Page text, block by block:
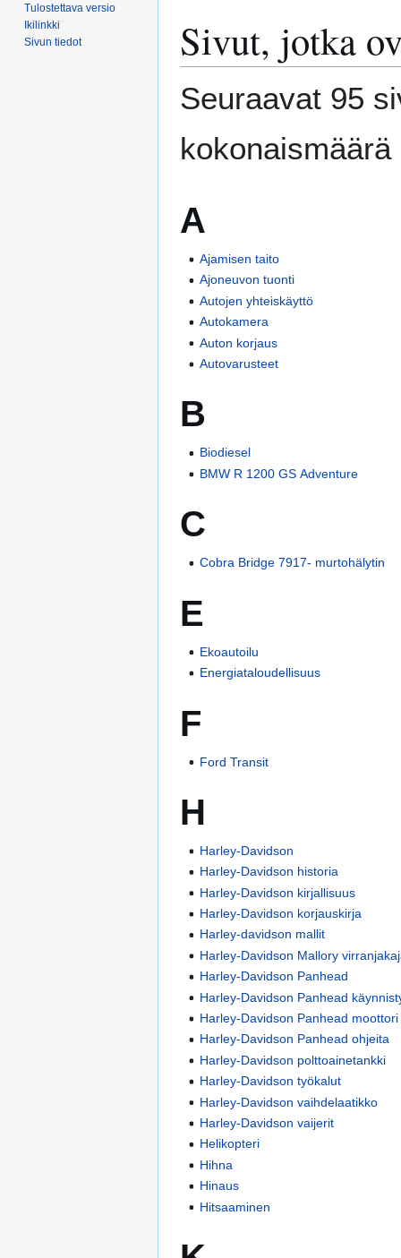
Sivut, jotka
Seuraavat 95
A
Ajamisen taito
Ajoneuvon tuonti
Autojen yhteiskäyttö
Autokamera
Auton korjaus
Autovarusteet
B
Biodiesel
BMW R 1200 GS Adventure
C
Cobra Bridge 7917- murtohälytin
E
Ekoautoilu
Energiataloudellisuus
F
Ford Transit
H
Harley-Davidson
Harley-Davidson historia
Harley-Davidson kirjallisuus
Harley-Davidson korjauskirja
Harley-davidson mallit
Harley-Davidson Mallory
Harley-Davidson Panhead
Harley-Davidson Panhead
Harley-Davidson Panhead moottori
Harley-Davidson Panhead ohjeita
Harley-Davidson polttoainetankki
Harley-Davidson työkalut
Harley-Davidson vaihdelaatikko
Harley-Davidson vaijerit
Helikopteri
Hihna
Hinaus
Hitsaaminen
Tulostettava versio
Ikilinkki
Sivun tiedot